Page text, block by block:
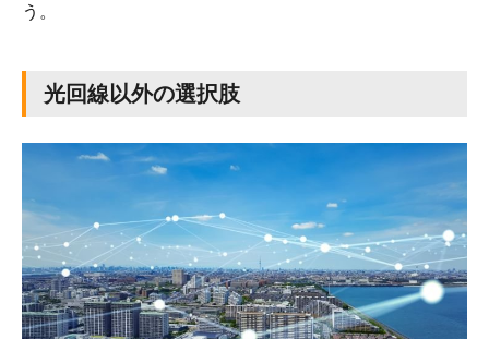
う。
光回線以外の選択肢